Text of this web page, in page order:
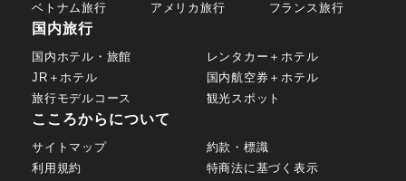
ベトナム旅行
アメリカ旅行 フランス旅行
国内旅行
国内ホテル・旅館
レンタカー＋ホテル
JR＋ホテル
国内航空券＋ホテル
旅行モデルコース
観光スポット
こころからについて
サイトマップ
約款・標識
利用規約
特商法に基づく表示